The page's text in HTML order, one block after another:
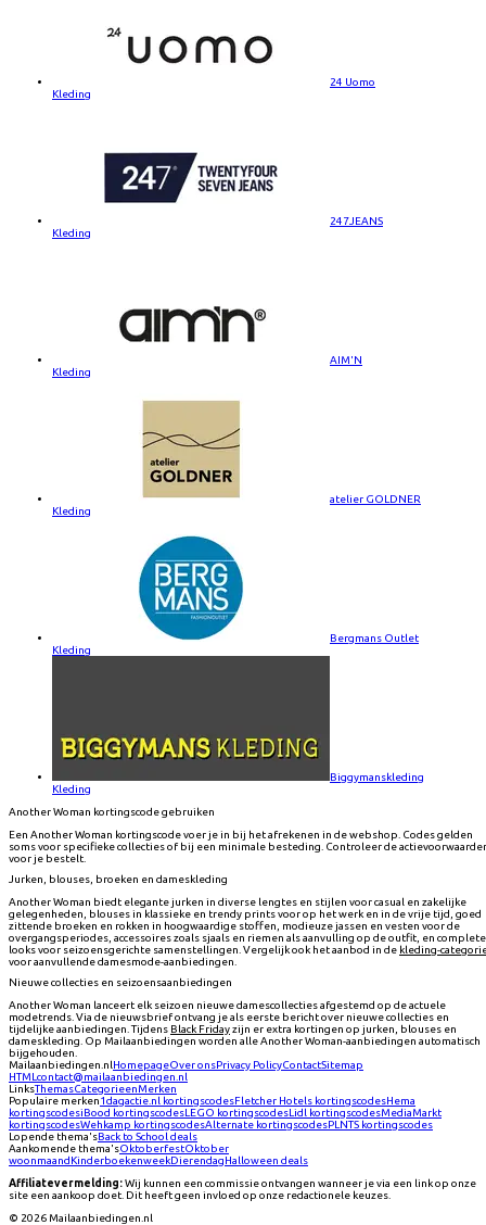
24 Uomo
Kleding
247JEANS
Kleding
AIM'N
Kleding
atelier GOLDNER
Kleding
Bergmans Outlet
Kleding
Biggymanskleding
Kleding
Another Woman kortingscode gebruiken
Een Another Woman kortingscode voer je in bij het afrekenen in de webshop. Codes gelden
soms voor specifieke collecties of bij een minimale besteding. Controleer de
voor je bestelt.
Jurken, blouses, broeken en dameskleding
Another Woman biedt elegante jurken in diverse lengtes en stijlen voor casual en zakelijke
gelegenheden, blouses in klassieke en trendy prints voor op het werk en in de vrije tijd, goed
zittende broeken en rokken in hoogwaardige stoffen, modieuze jassen en vesten voor de
overgangsperiodes, accessoires zoals sjaals en riemen als aanvulling op de outfit, en complete
looks voor seizoensgerichte samenstellingen. Vergelijk ook het aanbod in de kleding-
voor aanvullende damesmode-aanbiedingen.
Nieuwe collecties en seizoensaanbiedingen
Another Woman lanceert elk seizoen nieuwe damescollecties afgestemd op de actuele
modetrends. Via de nieuwsbrief ontvang je als eerste bericht over nieuwe collecties en
tijdelijke aanbiedingen. Tijdens Black Fridayzijn er extra kortingen op jurken, blouses en
dameskleding. Op Mailaanbiedingen worden alle Another Woman-aanbiedingen automatisch
bijgehouden.
Mailaanbiedingen.nlHomepageOver onsPrivacy PolicyContactSitemap
HTMLcontact@mailaanbiedingen.nl
LinksThemasCategorieenMerken
Populaire merken1dagactie.nl kortingscodesFletcher Hotels kortingscodesHema
kortingscodesiBood kortingscodesLEGO kortingscodesLidl kortingscodesMediaMarkt
kortingscodesWehkamp kortingscodesAlternate kortingscodesPLNTS kortingscodes
Lopende thema'sBack to School deals
Aankomende thema'sOktoberfestOktober
woonmaand KinderboekenweekDierendag Halloween deals
Affiliatevermelding:Wij kunnen een commissie ontvangen wanneer je via een link op onze
site een aankoop doet. Dit heeft geen invloed op onze redactionele keuzes.
© 2026 Mailaanbiedingen.nl